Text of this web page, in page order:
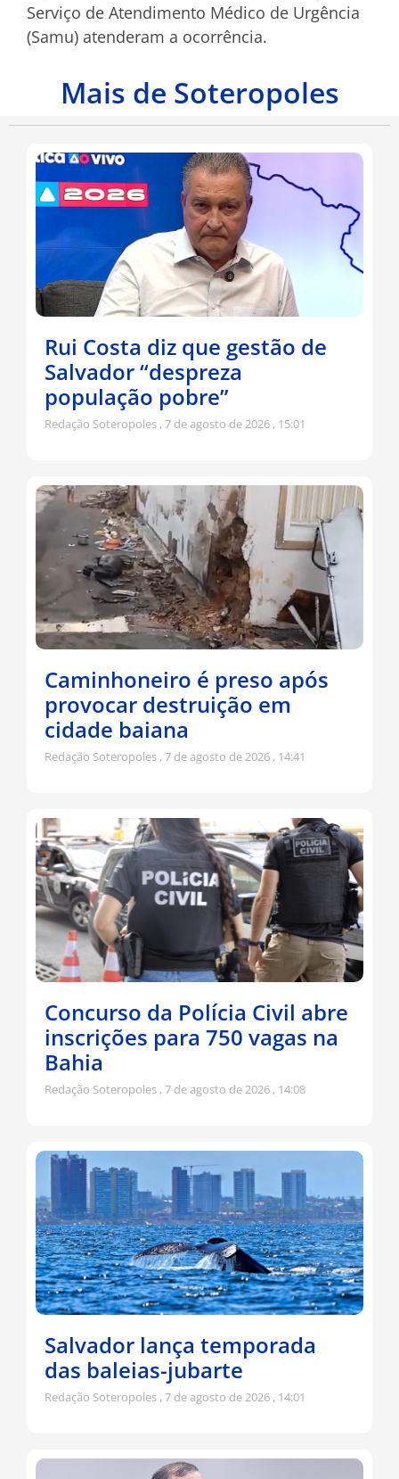
Serviço de Atendimento Médico de Urgência
(Samu) atenderam a ocorrência.
Mais de Soteropoles
Rui Costa diz que gestão de
Salvador “despreza
população pobre”
Redação Soteropoles 7 de agosto de 2026 15:01
Caminhoneiro é preso após
provocar destruição em
cidade baiana
Redação Soteropoles 7 de agosto de 2026 14:41
Concurso da Polícia Civil abre
inscrições para 750 vagas na
Bahia
Redação Soteropoles 7 de agosto de 2026 14:08
Salvador lança temporada
das baleias-jubarte
Redação Soteropoles 7 de agosto de 2026 14:01